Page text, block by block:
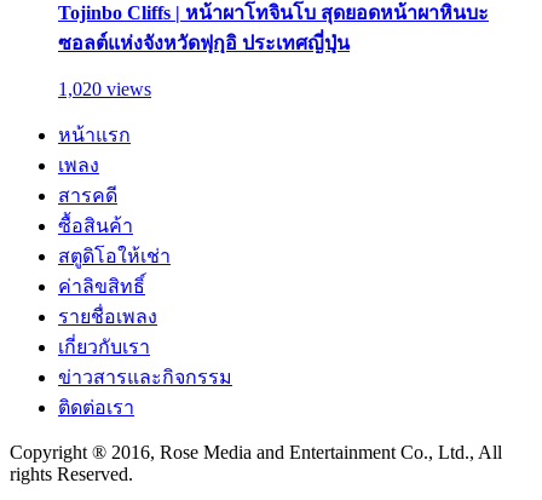
Tojinbo Cliffs | หน้าผาโทจินโบ สุดยอดหน้าผาหินบะ
ซอลต์แห่งจังหวัดฟุกุอิ ประเทศญี่ปุ่น
1,020 views
หน้าแรก
เพลง
สารคดี
ซื้อสินค้า
สตูดิโอให้เช่า
ค่าลิขสิทธิ์
รายชื่อเพลง
เกี่ยวกับเรา
ข่าวสารและกิจกรรม
ติดต่อเรา
Copyright ® 2016, Rose Media and Entertainment Co., Ltd., All
rights Reserved.